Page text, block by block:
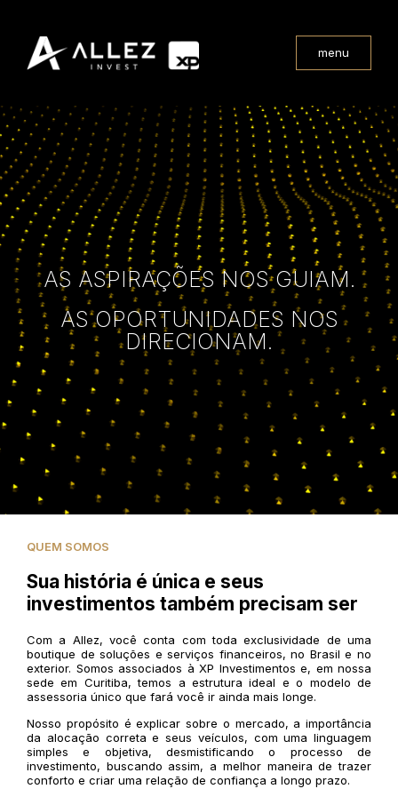
menu
AS ASPIRAÇÕES NOS GUIAM.
AS OPORTUNIDADES NOS
DIRECIONAM.
QUEM SOMOS
Sua história é única e seus
investimentos também precisam ser
Com a Allez, você conta com toda exclusividade de uma
boutique de soluções e serviços financeiros, no Brasil e no
exterior. Somos associados à XP Investimentos e, em nossa
sede em Curitiba, temos a estrutura ideal e o modelo de
assessoria único que fará você ir ainda mais longe.
Nosso propósito é explicar sobre o mercado, a importância
da alocação correta e seus veículos, com uma linguagem
simples e objetiva, desmistificando o processo de
investimento, buscando assim, a melhor maneira de trazer
conforto e criar uma relação de confiança a longo prazo.